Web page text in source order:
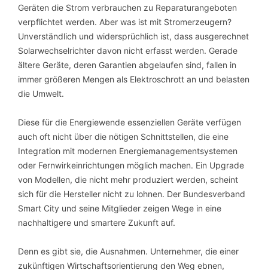
Geräten die Strom verbrauchen zu Reparaturangeboten
verpflichtet werden. Aber was ist mit Stromerzeugern?
Unverständlich und widersprüchlich ist, dass ausgerechnet
Solarwechselrichter davon nicht erfasst werden. Gerade
ältere Geräte, deren Garantien abgelaufen sind, fallen in
immer größeren Mengen als Elektroschrott an und belasten
die Umwelt.
Diese für die Energiewende essenziellen Geräte verfügen
auch oft nicht über die nötigen Schnittstellen, die eine
Integration mit modernen Energiemanagementsystemen
oder Fernwirkeinrichtungen möglich machen. Ein Upgrade
von Modellen, die nicht mehr produziert werden, scheint
sich für die Hersteller nicht zu lohnen. Der Bundesverband
Smart City und seine Mitglieder zeigen Wege in eine
nachhaltigere und smartere Zukunft auf.
Denn es gibt sie, die Ausnahmen. Unternehmer, die einer
zukünftigen Wirtschaftsorientierung den Weg ebnen,